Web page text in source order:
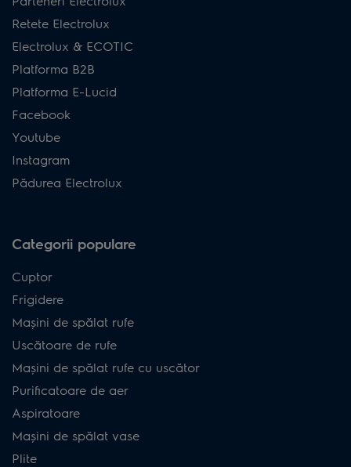
Retete Electrolux
Electrolux & ECOTIC
Platforma B2B
Platforma E-Lucid
Facebook
Youtube
Instagram
Pădurea Electrolux
Categorii populare
Cuptor
Frigidere
Mașini de spălat rufe
Uscătoare de rufe
Mașini de spălat rufe cu uscător
Purificatoare de aer
Aspiratoare
Mașini de spălat vase
Plite